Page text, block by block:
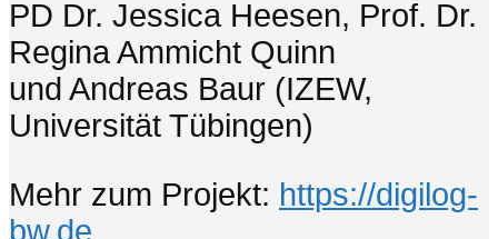
PD Dr. Jessica Heesen, Prof. Dr.
Regina Ammicht Quinn
und Andreas Baur (IZEW,
Universität Tübingen)
Mehr zum Projekt: https://digilog-
bw.de